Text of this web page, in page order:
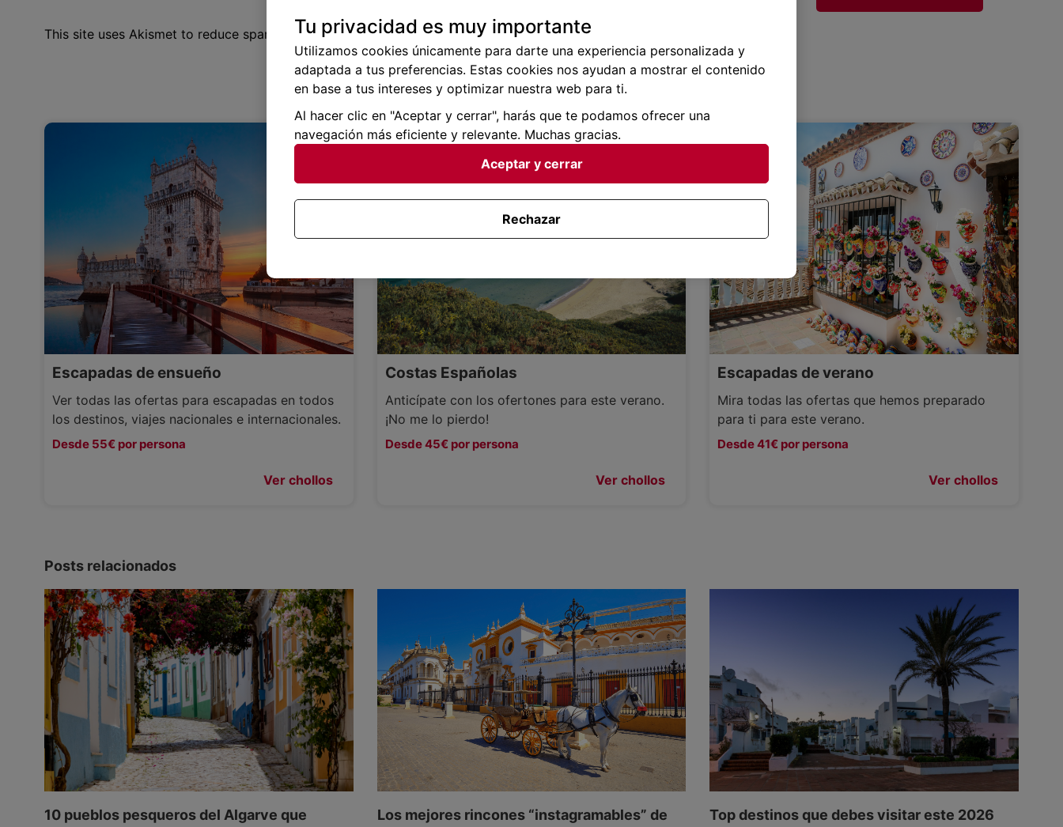
This site uses Akismet to reduce spam. Learn how your comment data is processed.
Escapadas de ensueño
Ver todas las ofertas para escapadas en todos
los destinos, viajes nacionales e internacionales.
Desde 55€ por persona
Ver chollos
Costas Españolas
Anticípate con los ofertones para este verano.
¡No me lo pierdo!
Desde 45€ por persona
Ver chollos
Escapadas de verano
Mira todas las ofertas que hemos preparado
para ti para este verano.
Desde 41€ por persona
Ver chollos
Posts relacionados
10 pueblos pesqueros del Algarve que
Los mejores rincones “instagramables” de
Top destinos que debes visitar este 2026
Tu privacidad es muy importante
Utilizamos cookies únicamente para darte una experiencia personalizada y
adaptada a tus preferencias. Estas cookies nos ayudan a mostrar el contenido
en base a tus intereses y optimizar nuestra web para ti.
Al hacer clic en "Aceptar y cerrar", harás que te podamos ofrecer una
navegación más eficiente y relevante. Muchas gracias.
Aceptar y cerrar
Rechazar